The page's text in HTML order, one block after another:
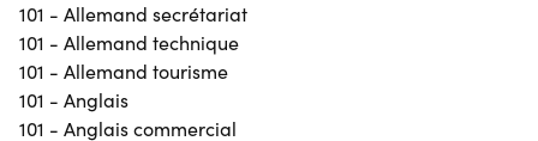
101 - Allemand secrétariat
101 - Allemand technique
101 - Allemand tourisme
101 - Anglais
101 - Anglais commercial